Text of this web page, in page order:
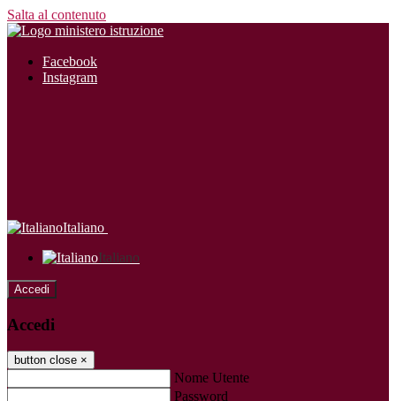
Salta al contenuto
Facebook
Instagram
Italiano
Italiano
Accedi
Accedi
button close ×
Nome Utente
Password